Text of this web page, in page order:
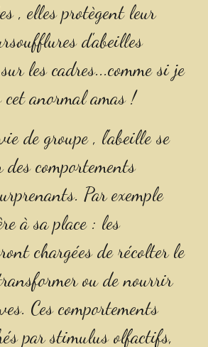
, elles protègent leur
d'abeilles
les cadres...comme si je
cet anormal amas !
de groupe , l'abeille se
des comportements
Par exemple
à sa place : les
chargées de récolter le
ou de nourrir
Ces comportements
par stimulus olfactifs,